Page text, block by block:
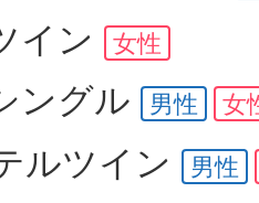
イン 女性
ングル 男性 女
ルツイン 男性